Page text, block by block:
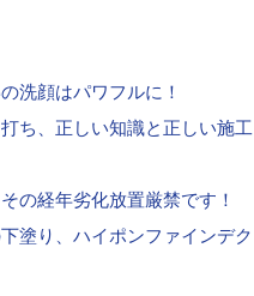
洗顔はパワフルに！
ち、正しい知識と正しい施工
の経年劣化放置厳禁です！
塗り、ハイポンファインデク